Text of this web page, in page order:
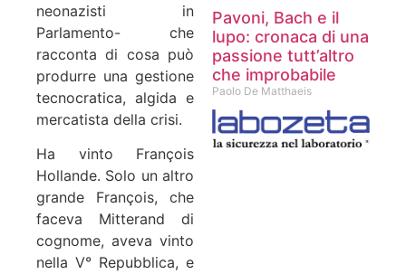
neonazisti in
Parlamento- che
racconta di cosa può
produrre una gestione
tecnocratica, algida e
mercatista della crisi.
Ha vinto François
Hollande. Solo un altro
grande François, che
faceva Mitterand di
cognome, aveva vinto
nella V° Repubblica, e
Pavoni, Bach e il
lupo: cronaca di una
passione tutt’altro
che improbabile
Paolo De Matthaeis